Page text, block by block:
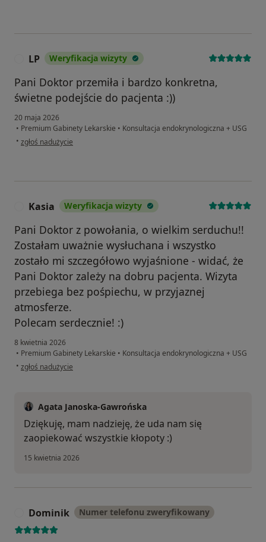
LP Weryfikacja wizyty
Pani Doktor przemiła i bardzo konkretna,
świetne podejście do pacjenta :))
20 maja 2026
• Premium Gabinety Lekarskie • Konsultacja endokrynologiczna + USG
• w opinii użytkownika LP
zgłoś nadużycie
Kasia Weryfikacja wizyty
Pani Doktor z powołania, o wielkim serduchu!!
Zostałam uważnie wysłuchana i wszystko
zostało mi szczegółowo wyjaśnione - widać, że
Pani Doktor zależy na dobru pacjenta. Wizyta
przebiega bez pośpiechu, w przyjaznej
atmosferze.
Polecam serdecznie! :)
8 kwietnia 2026
• Premium Gabinety Lekarskie • Konsultacja endokrynologiczna + USG
• w opinii użytkownika Kasia
zgłoś nadużycie
Agata Janoska-Gawrońska
Dziękuję, mam nadzieję, że uda nam się
zaopiekować wszystkie kłopoty :)
15 kwietnia 2026
Dominik Numer telefonu zweryfikowany